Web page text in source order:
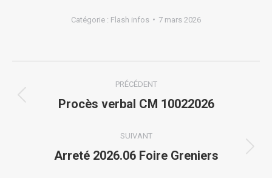
Catégorie : Flash infos 7 mars 2026
article
PRÉCÉDENT
Article
:
Procès verbal CM 10022026
SUIVANT
Article
Arreté 2026.06 Foire Greniers